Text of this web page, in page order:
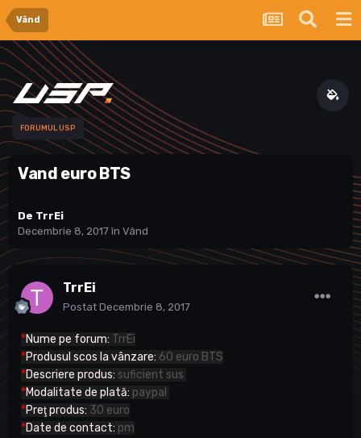
Vând
FORUMUL USP
Vand euro BTS
De TrrEi
Decembrie 8, 2017 în Vând
TrrEi
Postat Decembrie 8, 2017
*Nume pe forum: TrrEi
*Produsul scos la vânzare: 60 euro BTS
*Descriere produs: suficient sus
*Modalitate de plată: paypal
*Preţ produs: 30 euro
*Date de contact: pm